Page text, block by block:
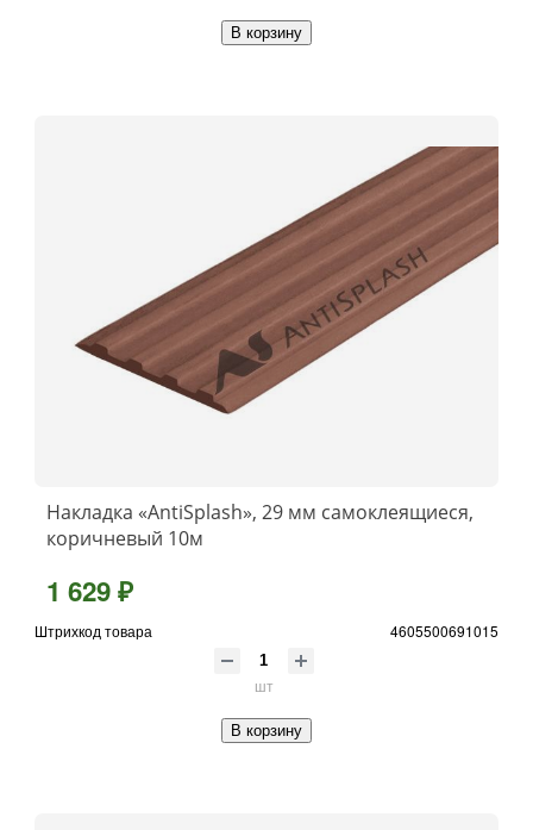
В корзину
Накладка «AntiSplash», 29 мм самоклеящиеся,
коричневый 10м
1 629 ₽
Штрихкод товара 4605500691015
шт
В корзину